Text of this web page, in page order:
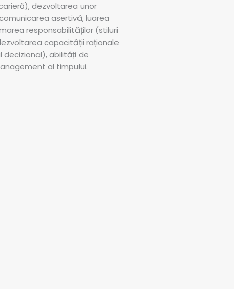
dezvoltarea unor
asertivă, luarea
responsabilităților (stiluri
capacității raționale
decizional), abilități de
al timpului.